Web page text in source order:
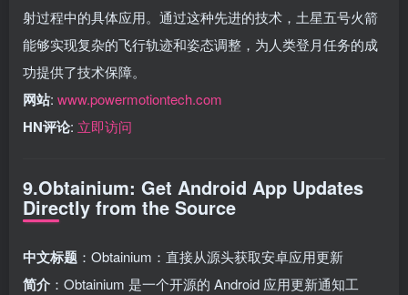
射过程中的具体应用。通过这种先进的技术，土星五号火箭
能够实现复杂的飞行轨迹和姿态调整，为人类登月任务的成
功提供了技术保障。
网站: www.powermotiontech.com
HN评论: 立即访问
9.Obtainium: Get Android App Updates
Directly from the Source
中文标题 ：Obtainium：直接从源头获取安卓应用更新
简介 ：Obtainium 是一个开源的 Android 应用更新通知工